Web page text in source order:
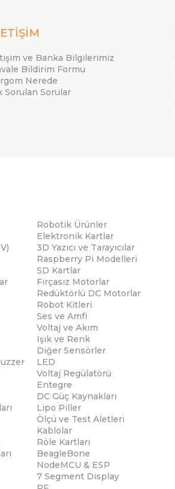
ve Banka Bilgilerimiz
Bildirim Formu
Nerede
Sorulan Sorular
Robotik Ürünler
Elektronik Kartlar
3D Yazıcı ve Tarayıcılar
Raspberry Pi Modelleri
SD Kartlar
Fırçasız Motorlar
Redüktörlü DC Motorlar
Robot Kitleri
Ses ve Amfi
Voltaj ve Akım
Işık ve Renk
Diğer Sensörler
LED
Voltaj Regülatörü
Entegre
DC Güç Kaynakları
Lipo Piller
Ölçü ve Test Aletleri
Kablolar
Röle Kartları
BeagleBone
NodeMCU & ESP
7 Segment Display